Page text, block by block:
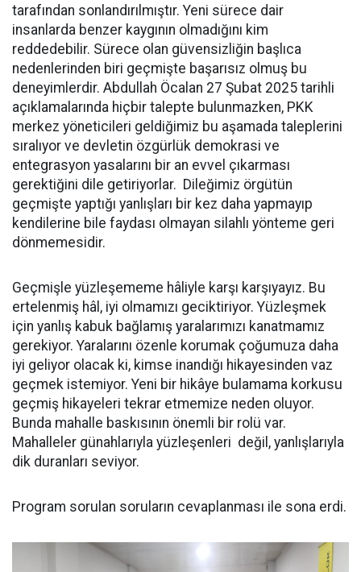
tarafından sonlandırılmıştır. Yeni sürece dair
insanlarda benzer kaygının olmadığını kim
reddedebilir. Sürece olan güvensizliğin başlıca
nedenlerinden biri geçmişte başarısız olmuş bu
deneyimlerdir. Abdullah Öcalan 27 Şubat 2025 tarihli
açıklamalarında hiçbir talepte bulunmazken, PKK
merkez yöneticileri geldiğimiz bu aşamada taleplerini
sıralıyor ve devletin özgürlük demokrasi ve
entegrasyon yasalarını bir an evvel çıkarması
gerektiğini dile getiriyorlar. Dileğimiz örgütün
geçmişte yaptığı yanlışları bir kez daha yapmayıp
kendilerine bile faydası olmayan silahlı yönteme geri
dönmemesidir.
Geçmişle yüzleşememe hâliyle karşı karşıyayız. Bu
ertelenmiş hâl, iyi olmamızı geciktiriyor. Yüzleşmek
için yanlış kabuk bağlamış yaralarımızı kanatmamız
gerekiyor. Yaralarını özenle korumak çoğumuza daha
iyi geliyor olacak ki, kimse inandığı hikayesinden vaz
geçmek istemiyor. Yeni bir hikâye bulamama korkusu
geçmiş hikayeleri tekrar etmemize neden oluyor.
Bunda mahalle baskısının önemli bir rolü var.
Mahalleler günahlarıyla yüzleşenleri değil, yanlışlarıyla
dik duranları seviyor.
Program sorulan soruların cevaplanması ile sona erdi.